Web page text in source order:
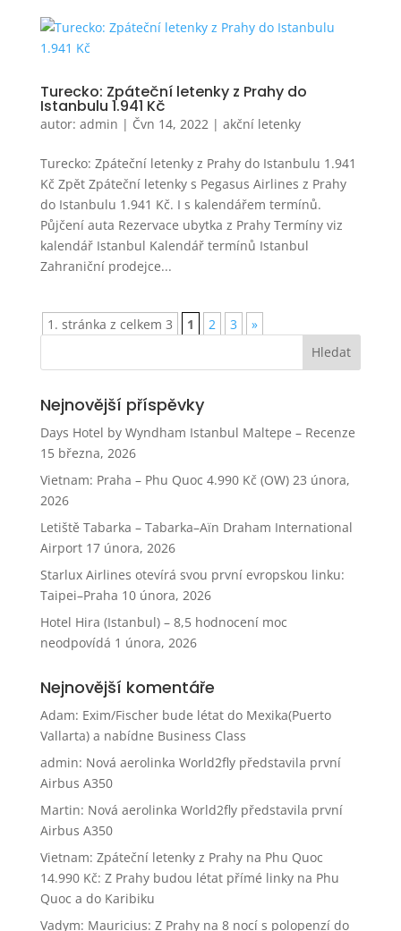
Turecko: Zpáteční letenky z Prahy do
Istanbulu 1.941 Kč
autor: admin | Čvn 14, 2022 | akční letenky
Turecko: Zpáteční letenky z Prahy do Istanbulu 1.941
Kč Zpět Zpáteční letenky s Pegasus Airlines z Prahy
do Istanbulu 1.941 Kč. I s kalendářem termínů.
Půjčení auta Rezervace ubytka z Prahy Termíny viz
kalendář Istanbul Kalendář termínů Istanbul
Zahraniční prodejce...
1. stránka z celkem 3 1 2 3 »
Nejnovější příspěvky
Days Hotel by Wyndham Istanbul Maltepe – Recenze
15 března, 2026
Vietnam: Praha – Phu Quoc 4.990 Kč (OW) 23 února,
2026
Letiště Tabarka – Tabarka–Aïn Draham International
Airport 17 února, 2026
Starlux Airlines otevírá svou první evropskou linku:
Taipei–Praha 10 února, 2026
Hotel Hira (Istanbul) – 8,5 hodnocení moc
neodpovídá 1 února, 2026
Nejnovější komentáře
Adam: Exim/Fischer bude létat do Mexika(Puerto
Vallarta) a nabídne Business Class
admin: Nová aerolinka World2fly představila první
Airbus A350
Martin: Nová aerolinka World2fly představila první
Airbus A350
Vietnam: Zpáteční letenky z Prahy na Phu Quoc
14.990 Kč: Z Prahy budou létat přímé linky na Phu
Quoc a do Karibiku
Vadym: Mauricius: Z Prahy na 8 nocí s polopenzí do